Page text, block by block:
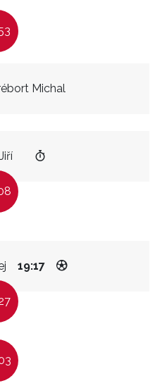
Michal
19:17